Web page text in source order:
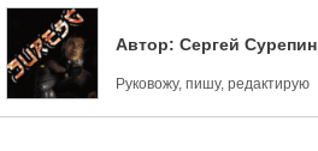
Автор: Сергей Сурепин
Руковожу, пишу, редактирую